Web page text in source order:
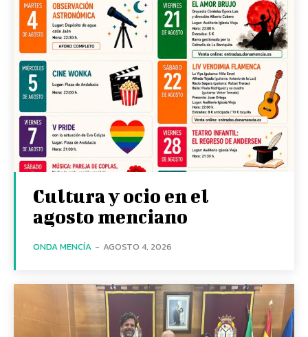
Cultura y ocio en el
agosto menciano
ONDA MENCÍA - AGOSTO 4, 2026